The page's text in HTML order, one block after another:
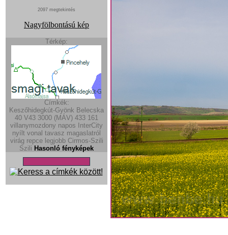
2097 megtekintés
Nagyfölbontású kép
Térkép:
Címkék:
Keszőhidegkút-Gyönk Belecska
40 V43 3000 (MÁV) 433 161
villanymozdony napos
InterCity
nyílt vonal tavasz magaslatról
virág repce legjobb Cirmos-Szili
Szili Hasonló fényképek